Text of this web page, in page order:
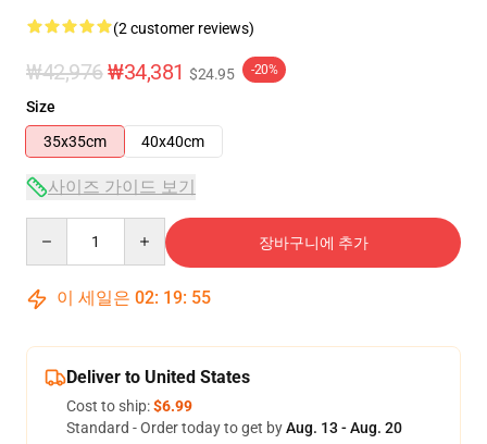
(2 customer reviews)
₩42,976₩34,381 $24.95 -20%
Size
35x35cm
40x40cm
사이즈 가이드 보기
장바구니에 추가
이 세일은 02: 19: 55
Deliver to United States
Cost to ship:$6.99
Standard - Order today to get byAug. 13 - Aug. 20